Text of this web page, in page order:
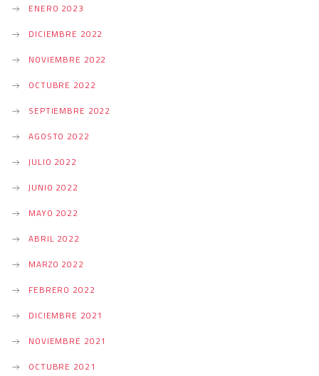
ENERO 2023
DICIEMBRE 2022
NOVIEMBRE 2022
OCTUBRE 2022
SEPTIEMBRE 2022
AGOSTO 2022
JULIO 2022
JUNIO 2022
MAYO 2022
ABRIL 2022
MARZO 2022
FEBRERO 2022
DICIEMBRE 2021
NOVIEMBRE 2021
OCTUBRE 2021